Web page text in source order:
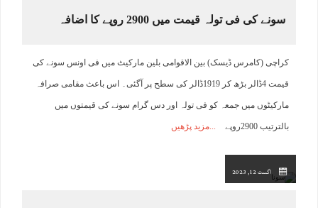
سونے کی فی تولہ قیمت میں 2900 روپے کا اضافہ
کراچی (کامرس ڈیسک) بین الاقوامی بلین مارکیٹ میں فی اونس سونے کی
قیمت 4ڈالر بڑھ کر 1919ڈالر کی سطح پر آگئی۔ اس باعث مقامی صرافہ
مارکیٹوں میں جمعہ کو فی تولہ اور دس گرام سونے کی قیمتوں میں
بالترتیب 2900روپے مزید پڑھیں
اگست 12, 2023